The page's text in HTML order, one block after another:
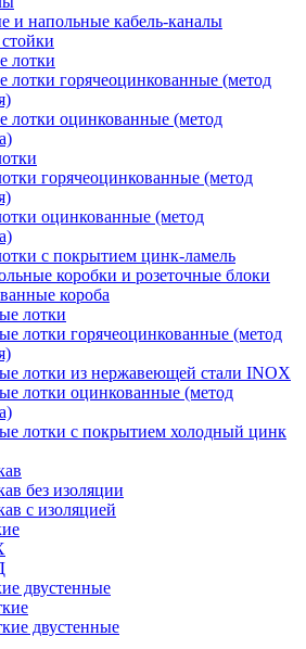
и напольные кабель-каналы
лотки
лотки горячеоцинкованные (метод
лотки оцинкованные (метод
горячеоцинкованные (метод
оцинкованные (метод
с покрытием цинк-ламель
коробки и розеточные блоки
короба
лотки
лотки горячеоцинкованные (метод
лотки из нержавеющей стали INOX
лотки оцинкованные (метод
лотки с покрытием холодный цинк
без изоляции
с изоляцией
двустенные
двустенные